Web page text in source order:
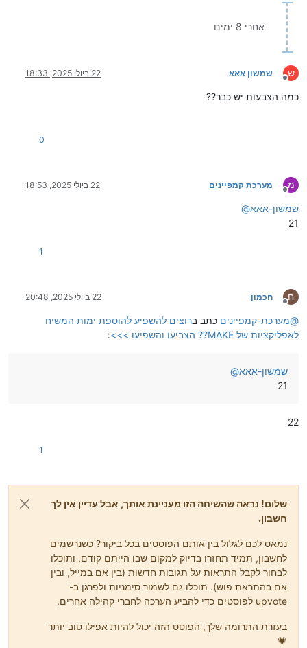
אחרי 8 ימים
ש
מנותק
שמשון אאא 22 ביולי 2025, 18:33
כמה הצבעות יש כבר??
0
מ
מנותק
מערכת קמפיינים 22 ביולי 2025, 18:53
@שמשון-אאא
21
1
ח
מנותק
חכמון 22 ביולי 2025, 20:48
@מערכת-קמפיינים כתב ברוצים להשפיע להוספת ימות המשיח
לאפליקציות של MAKE?? הצביעו והשפיעו >>>
:
@שמשון-אאא
21
22
1
שלום! נראה שהשיחה הזו מעניינת אותך, אבל עדיין אין לך
חשבון.
נמאס לכם לגלול בין אותם הפוסטים בכל ביקור? כשנרשמים
לחשבון, תמיד תחזרו בדיוק למקום שבו הייתם קודם, ותוכלו
לבחור לקבל התראות על תגובות חדשות (בין אם במייל, ובין
אם בהתראת פוש). תוכלו גם לשמור סימניות ולפרגן ב-
upvote לפוסטים כדי להביע הערכה לחברי קהילה אחרים.
בעזרת התרומה שלך, הפוסט הזה יכול להיות אפילו טוב יותר
💗